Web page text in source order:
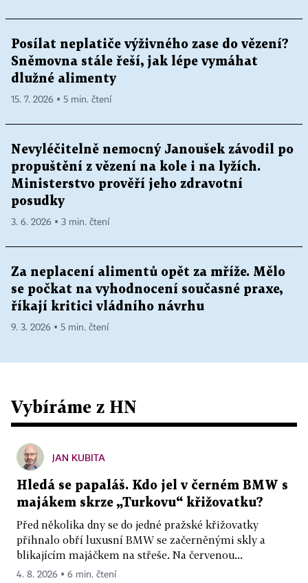
Posílat neplatiče výživného zase do vězení?
Sněmovna stále řeší, jak lépe vymáhat
dlužné alimenty
15. 7. 2026 ▪ 5 min. čtení
Nevyléčitelně nemocný Janoušek závodil po
propuštění z vězení na kole i na lyžích.
Ministerstvo prověří jeho zdravotní
posudky
3. 6. 2026 ▪ 3 min. čtení
Za neplacení alimentů opět za mříže. Mělo
se počkat na vyhodnocení současné praxe,
říkají kritici vládního návrhu
9. 3. 2026 ▪ 5 min. čtení
Vybíráme z HN
JAN KUBITA
Hledá se papaláš. Kdo jel v černém BMW s
majákem skrze „Turkovu“ křižovatku?
Před několika dny se do jedné pražské křižovatky
přihnalo obří luxusní BMW se začerněnými skly a
blikajícím majáčkem na střeše. Na červenou...
4. 8. 2026 ▪ 6 min. čtení